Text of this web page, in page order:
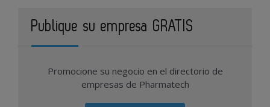
Publique su empresa GRATIS
Promocione su negocio en el directorio de
empresas de Pharmatech